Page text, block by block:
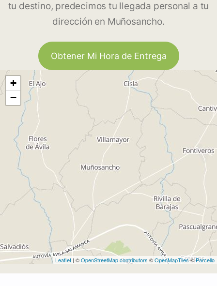
tu destino, predecimos tu llegada personal a tu
dirección en Muñosancho.
Obtener Mi Hora de Entrega
+
−
Leaflet | ©OpenStreetMap contributors ©OpenMapTiles©Parcello